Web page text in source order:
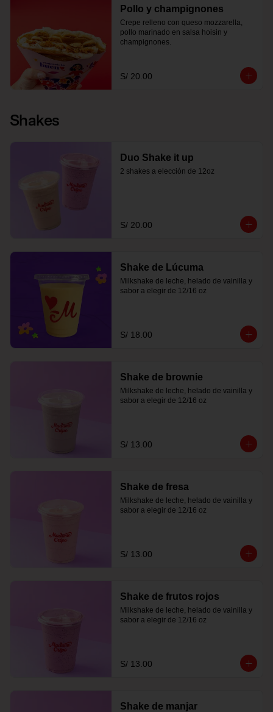
Pollo y champignones
Crepe relleno con queso mozzarella,
pollo marinado en salsa hoisin y
champignones.
S/ 20.00
Shakes
Duo Shake it up
2 shakes a elección de 12oz
S/ 20.00
Shake de Lúcuma
Milkshake de leche, helado de vainilla y
sabor a elegir de 12/16 oz
S/ 18.00
Shake de brownie
Milkshake de leche, helado de vainilla y
sabor a elegir de 12/16 oz
S/ 13.00
Shake de fresa
Milkshake de leche, helado de vainilla y
sabor a elegir de 12/16 oz
S/ 13.00
Shake de frutos rojos
Milkshake de leche, helado de vainilla y
sabor a elegir de 12/16 oz
S/ 13.00
Shake de manjar